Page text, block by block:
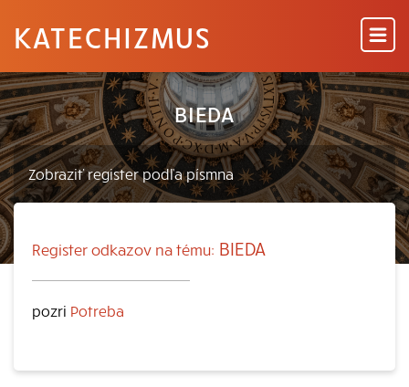
KATECHIZMUS
BIEDA
Register odkazov na tému: BIEDA
pozri Potreba